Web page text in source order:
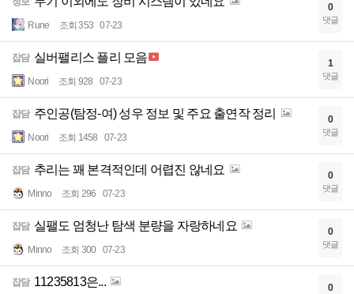
Rune 조회 353 07-23
0
댓글
잡담 실버팰리스 플리 모음
Noori 조회 928 07-23
1
댓글
잡담 주인공(탐정-여) 성우 정보 및 주요 출연작 정리
Noori 조회 1458 07-23
0
댓글
잡담 추리는 꽤 본격적인데 어렵진 않네요
Minno 조회 296 07-23
0
댓글
잡담 실팰도 엄청난 탐색 분량을 자랑하네요
Minno 조회 300 07-23
0
댓글
잡담 11235813은... 0